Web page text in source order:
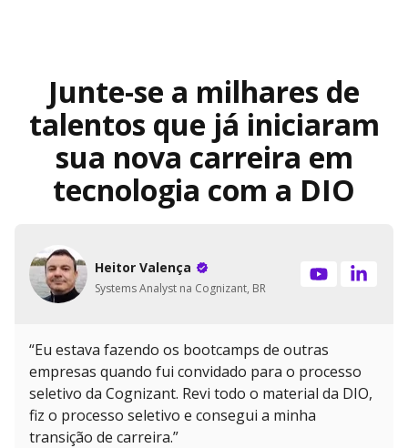
Junte-se a milhares de
talentos que já iniciaram
sua nova carreira em
tecnologia com a DIO
Heitor Valença
Systems Analyst na Cognizant, BR
“Eu estava fazendo os bootcamps de outras
empresas quando fui convidado para o processo
seletivo da Cognizant. Revi todo o material da DIO,
fiz o processo seletivo e consegui a minha
transição de carreira.”